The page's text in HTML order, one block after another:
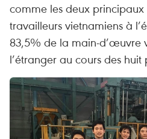
comme les deux principaux
travailleurs vietnamiens à
83,5% de la main-d’œuvre
l’étranger au cours des